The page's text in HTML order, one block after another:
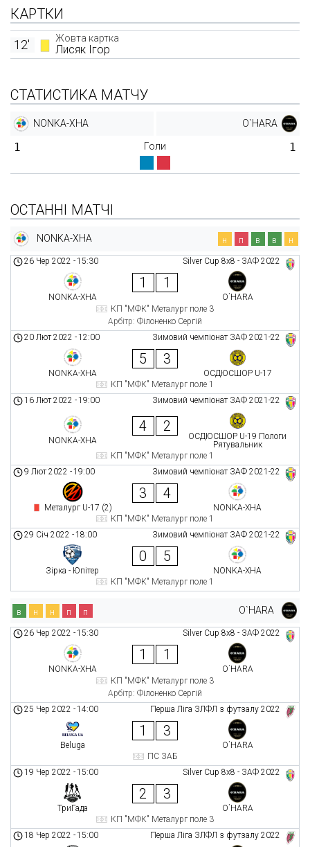
КАРТКИ
Жовта картка
Лисяк Ігор
12'
СТАТИСТИКА МАТЧУ
NONKA-ХНА O`HARA
1 Голи 1
ОСТАННІ МАТЧІ
NONKA-ХНА н п в в н
Silver Cup 8х8 - ЗАФ 2022
26 Чер 2022 -15:30
NONKA-ХНА
1 1
O`HARA
КП "МФК" Металург поле 3
Арбітр: Філоненко Сергій
Зимовий чемпіонат ЗАФ 2021-22
20 Лют 2022 -12:00
NONKA-ХНА
5 3
ОСДЮСШОР U-17
КП "МФК" Металург поле 1
Зимовий чемпіонат ЗАФ 2021-22
16 Лют 2022 -19:00
NONKA-ХНА
4 2
ОСДЮСШОР U-19 Пологи
Рятувальник
КП "МФК" Металург поле 1
Зимовий чемпіонат ЗАФ 2021-22
9 Лют 2022 -19:00
Металург U-17 (2)
3 4
NONKA-ХНА
КП "МФК" Металург поле 1
Зимовий чемпіонат ЗАФ 2021-22
29 Січ 2022 -18:00
Зірка - Юпітер
0 5
NONKA-ХНА
КП "МФК" Металург поле 1
O`HARA
в н н п п
Silver Cup 8х8 - ЗАФ 2022
26 Чер 2022 -15:30
NONKA-ХНА
1 1
O`HARA
КП "МФК" Металург поле 3
Арбітр: Філоненко Сергій
Перша Ліга ЗЛФЛ з футзалу 2022
25 Чер 2022 -14:00
Beluga
1 3
O`HARA
ПС ЗАБ
Silver Cup 8х8 - ЗАФ 2022
19 Чер 2022 -15:00
ТриГада
2 3
O`HARA
КП "МФК" Металург поле 3
Перша Ліга ЗЛФЛ з футзалу 2022
18 Чер 2022 -15:00